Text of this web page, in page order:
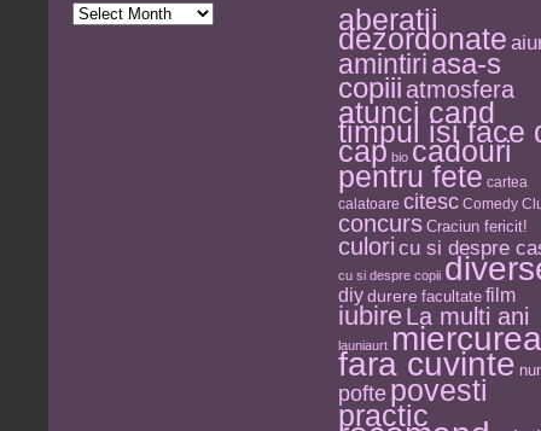
Arhiva
de
aberatii
dezordonate
amintiriasa-s
copiii atmosfera
atunci cand
timpul isi face
cap bio cadouri
pentru fete cartea
calatoare citesc Comedy
concurs Craciun fericit!
culori cu si despre
cu si despre copii
diydurere facultate film
iubireLa multi ani
launiaurt miercurea
fara cuvinte
pofte povesti
practic